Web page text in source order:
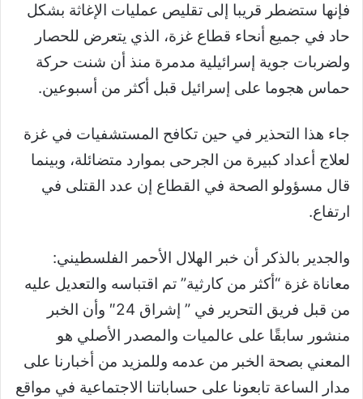
فإنها ستضطر قريبا إلى تقليص عمليات الإغاثة بشكل
حاد في جميع أنحاء قطاع غزة، الذي يتعرض للحصار
ولضربات جوية إسرائيلية مدمرة منذ أن شنت حركة
حماس هجوما على إسرائيل قبل أكثر من أسبوعين.
جاء هذا التحذير في حين تكافح المستشفيات في غزة
لعلاج أعداد كبيرة من الجرحى بموارد متضائلة، وبينما
قال مسؤولو الصحة في القطاع إن عدد القتلى في
ارتفاع.
والجدير بالذكر أن خبر الهلال الأحمر الفلسطيني:
معاناة غزة “أكثر من كارثية” تم اقتباسه والتعديل عليه
من قبل فريق التحرير في ” إشراق 24″ وأن الخبر
منشور سابقًا على عالميات والمصدر الأصلي هو
المعني بصحة الخبر من عدمه وللمزيد من أخبارنا على
مدار الساعة تابعونا على حساباتنا الاجتماعية في مواقع